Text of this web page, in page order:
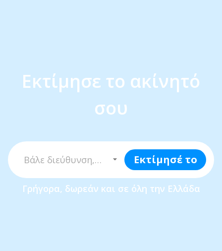
Εκτίμησε το ακίνητό
σου
Εκτίμησέ το
Γρήγορα, δωρεάν και σε όλη την Ελλάδα